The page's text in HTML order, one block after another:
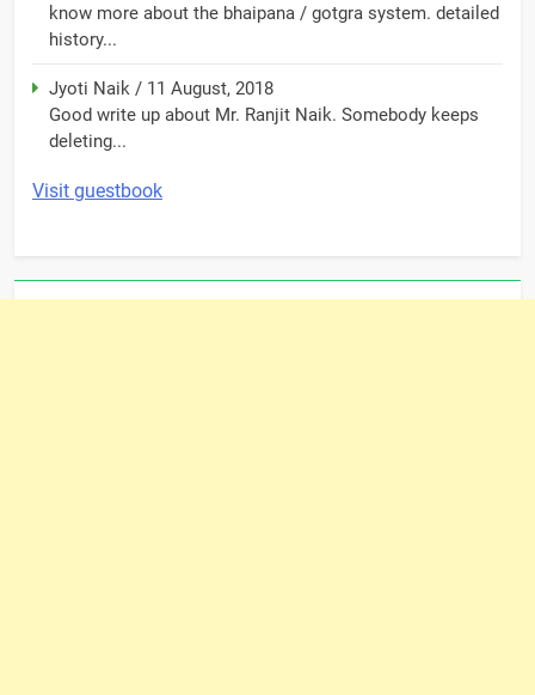
know more about the bhaipana / gotgra system. detailed
history...
Jyoti Naik / 11 August, 2018
Good write up about Mr. Ranjit Naik. Somebody keeps
deleting...
Visit guestbook